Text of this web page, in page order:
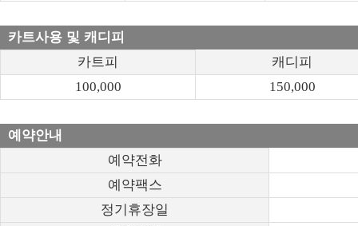
카트사용 및 캐디피
카트피
캐디피
100,000
150,000
예약안내
예약전화
예약팩스
정기휴장일